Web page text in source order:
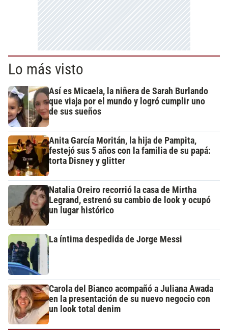
Lo más visto
Así es Micaela, la niñera de Sarah Burlando
que viaja por el mundo y logró cumplir uno
de sus sueños
Anita García Moritán, la hija de Pampita,
festejó sus 5 años con la familia de su papá:
torta Disney y glitter
Natalia Oreiro recorrió la casa de Mirtha
Legrand, estrenó su cambio de look y ocupó
un lugar histórico
La íntima despedida de Jorge Messi
Carola del Bianco acompañó a Juliana Awada
en la presentación de su nuevo negocio con
un look total denim